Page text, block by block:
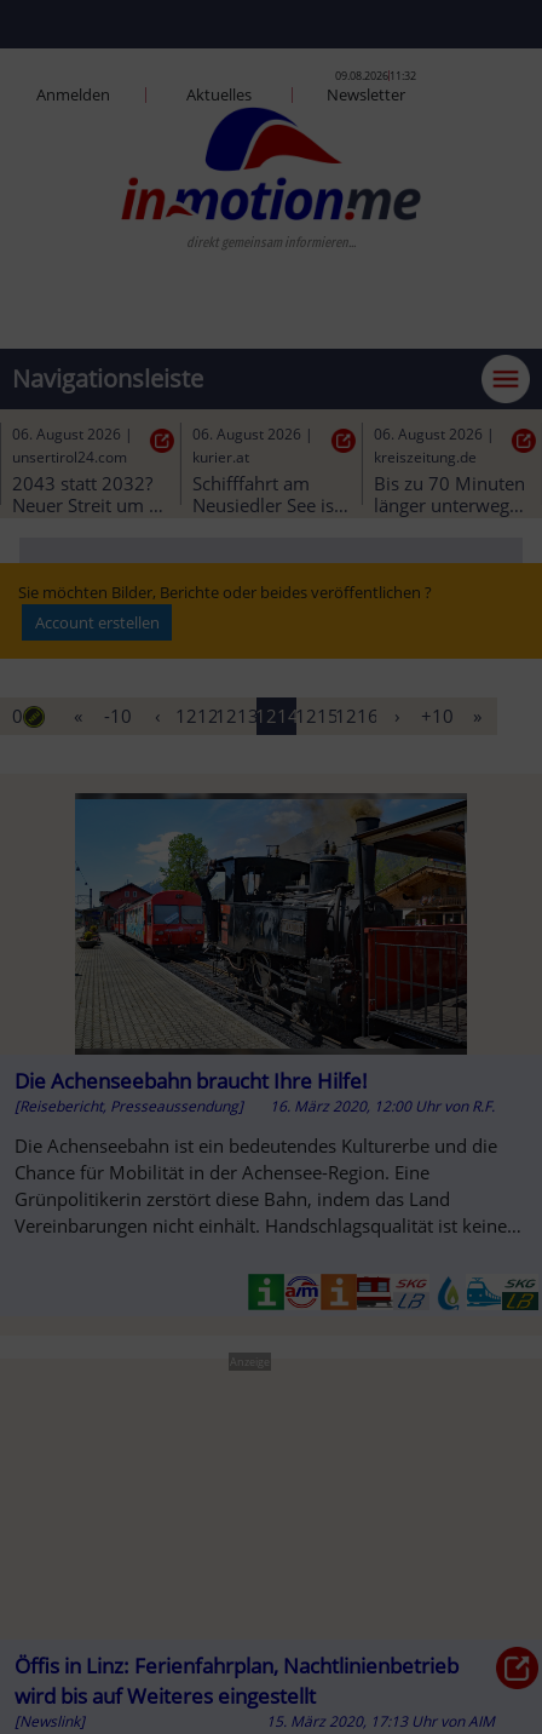
09.08.202611:32
Anmelden Aktuelles Newsletter
direkt gemeinsam informieren...
Navigationsleiste
06. August 2026 |
unsertirol24.com
2043 statt 2032?
Neuer Streit um
Brenner
06. August 2026 |
kurier.at
Schifffahrt am
Neusiedler See ist
möglich
06. August 2026 |
kreiszeitung.de
Bis zu 70 Minuten
länger unterwegs:
sorgt wochenlang
für Umwege
Sie möchten Bilder, Berichte oder beides veröffentlichen ?
Account erstellen
0 « -10 ‹ 12121213121412151216 › +10 »
Die Achenseebahn braucht Ihre Hilfe!
[Reisebericht, Presseaussendung] 16. März 2020, 12:00 Uhr vonR.F.
Die Achenseebahn ist ein bedeutendes Kulturerbe und die
Chance für Mobilität in der Achensee-Region. Eine
Grünpolitikerin zerstört diese Bahn, indem das Land
Vereinbarungen nicht einhält. Handschlagsqualität ist keine
Anzeige
Öffis in Linz: Ferienfahrplan, Nachtlinienbetrieb
wird bis auf Weiteres eingestellt
[Newslink] 15. März 2020, 17:13 Uhr vonAIM